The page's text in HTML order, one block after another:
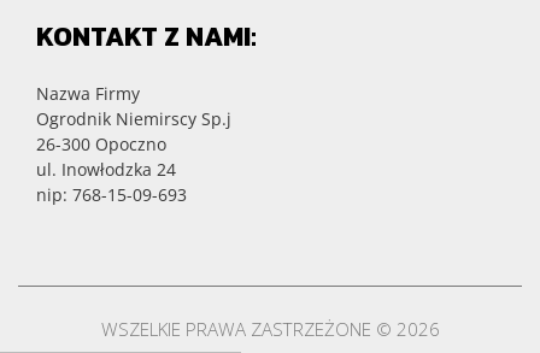
KONTAKT Z NAMI:
Nazwa Firmy
Ogrodnik Niemirscy Sp.j
26-300 Opoczno
ul. Inowłodzka 24
nip: 768-15-09-693
WSZELKIE PRAWA ZASTRZEŻONE © 2026